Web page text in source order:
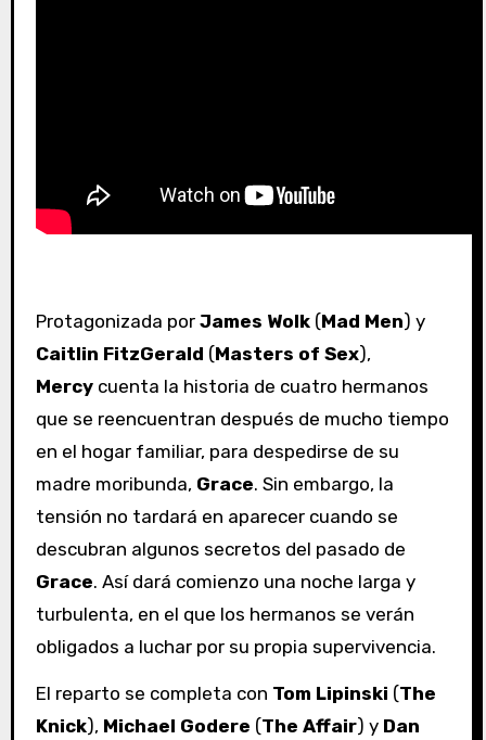
Protagonizada por James Wolk(Mad Men) y
Caitlin FitzGerald (Masters of Sex),
Mercycuenta la historia de cuatro hermanos
que se reencuentran después de mucho tiempo
en el hogar familiar, para despedirse de su
madre moribunda, Grace. Sin embargo, la
tensión no tardará en aparecer cuando se
descubran algunos secretos del pasado de
Grace. Así dará comienzo una noche larga y
turbulenta, en el que los hermanos se verán
obligados a luchar por su propia supervivencia.
El reparto se completa con Tom Lipinski (The
Knick), Michael Godere (The Affair) y Dan